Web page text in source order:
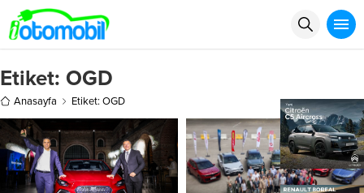
Etiket: OGD
Anasayfa Etiket: OGD